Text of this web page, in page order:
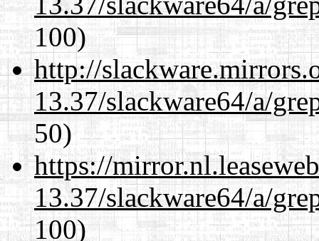
100)
http://
13.37/slackware64/a/
50)
https://
13.37/slackware64/a/
100)